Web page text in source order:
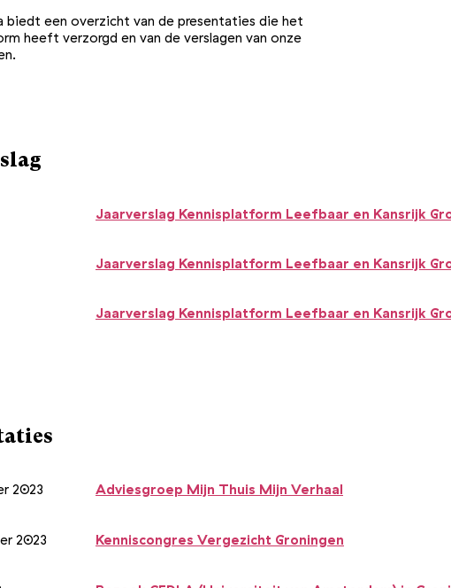
biedt een overzicht van de presentaties die het
heeft verzorgd en van de verslagen van onze
Jaarverslag Kennisplatform Leefbaar en Kansrijk
Jaarverslag Kennisplatform Leefbaar en Kansrijk
Jaarverslag Kennisplatform Leefbaar en Kansrijk
2023 Adviesgroep Mijn Thuis Mijn Verhaal
2023 Kenniscongres Vergezicht Groningen